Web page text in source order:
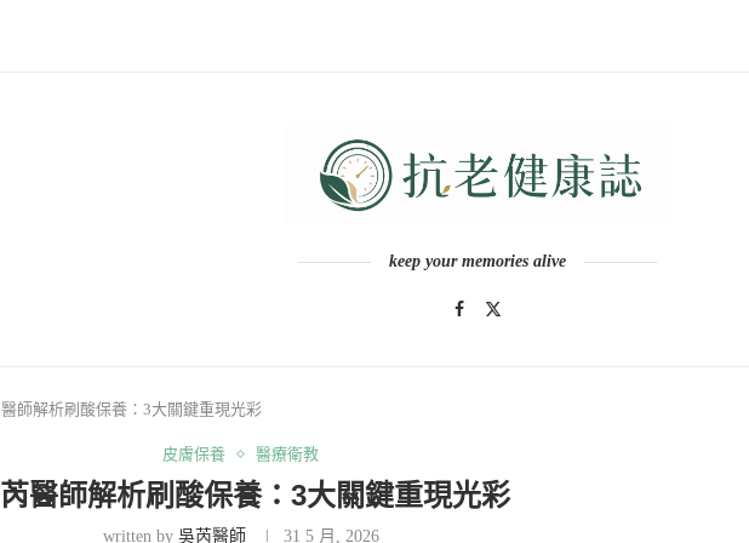
keep your memories alive
師解析刷酸保養：3大關鍵重現光彩
皮膚保養 醫療衛教
醫師解析刷酸保養：3大關鍵重現光彩
written by 吳芮醫師 31 5 月, 2026